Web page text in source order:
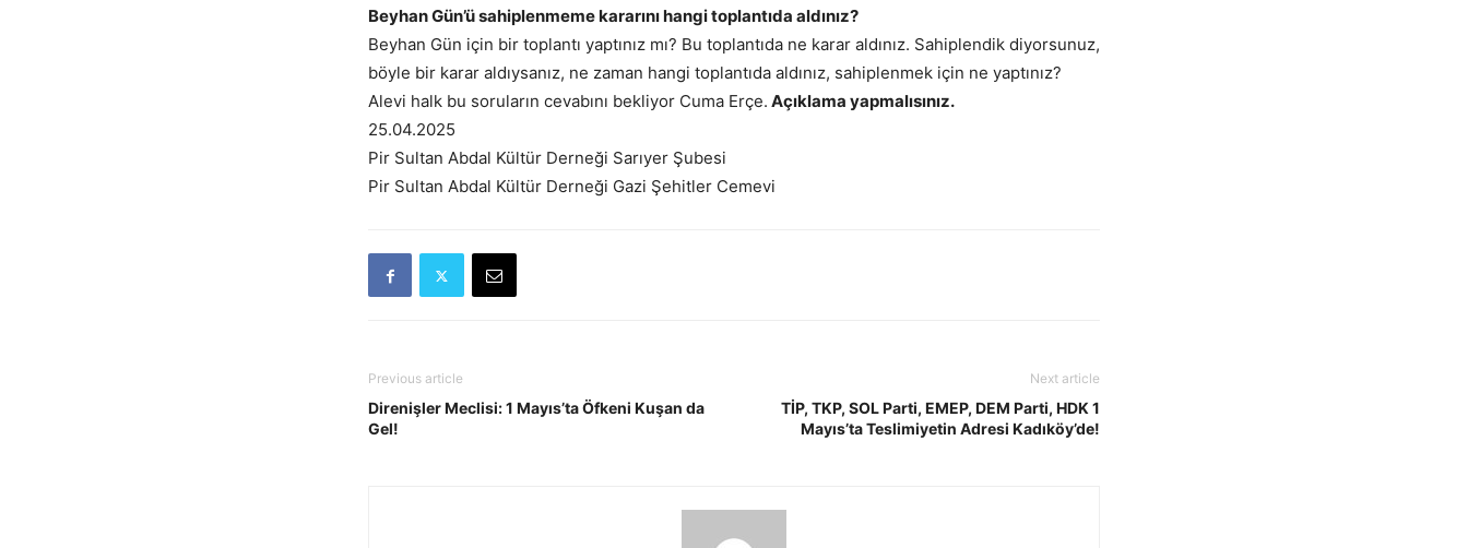
Beyhan Gün’ü sahiplenmeme kararını hangi toplantıda aldınız?
Beyhan Gün için bir toplantı yaptınız mı? Bu toplantıda ne karar aldınız. Sahiplendik diyorsunuz,
böyle bir karar aldıysanız, ne zaman hangi toplantıda aldınız, sahiplenmek için ne yaptınız?
Alevi halk bu soruların cevabını bekliyor Cuma Erçe. Açıklama yapmalısınız.
25.04.2025
Pir Sultan Abdal Kültür Derneği Sarıyer Şubesi
Pir Sultan Abdal Kültür Derneği Gazi Şehitler Cemevi
Previous article
Direnişler Meclisi: 1 Mayıs’ta Öfkeni Kuşan da
Gel!
Next article
TİP, TKP, SOL Parti, EMEP, DEM Parti, HDK 1
Mayıs’ta Teslimiyetin Adresi Kadıköy’de!